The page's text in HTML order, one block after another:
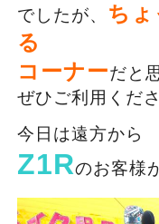
でしたが、 ち
る
コーナーだと
ぜひご利用くだ
今日は遠方から
Z1Rのお客様